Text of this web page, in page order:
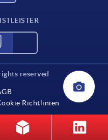
reserved
Richtlinien